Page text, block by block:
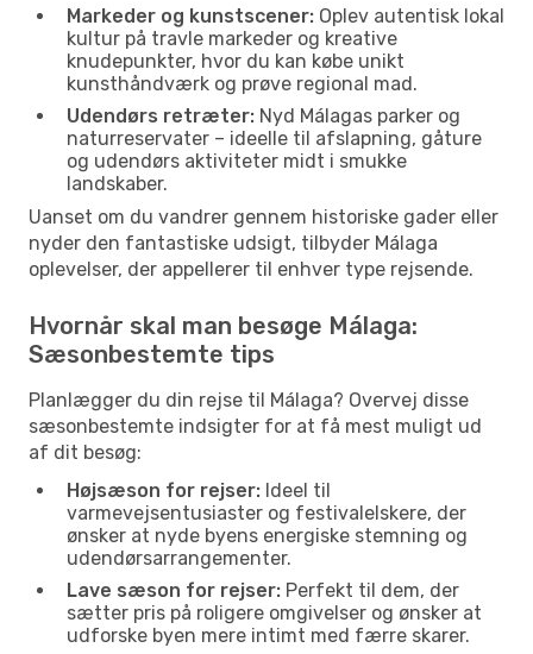
Markeder og kunstscener: Oplev autentisk lokal
kultur på travle markeder og kreative
knudepunkter, hvor du kan købe unikt
kunsthåndværk og prøve regional mad.
Udendørs retræter: Nyd Málagas parker og
naturreservater – ideelle til afslapning, gåture
og udendørs aktiviteter midt i smukke
landskaber.
Uanset om du vandrer gennem historiske gader eller
nyder den fantastiske udsigt, tilbyder Málaga
oplevelser, der appellerer til enhver type rejsende.
Hvornår skal man besøge Málaga:
Sæsonbestemte tips
Planlægger du din rejse til Málaga? Overvej disse
sæsonbestemte indsigter for at få mest muligt ud
af dit besøg:
Højsæson for rejser: Ideel til
varmevejsentusiaster og festivalelskere, der
ønsker at nyde byens energiske stemning og
udendørsarrangementer.
Lave sæson for rejser: Perfekt til dem, der
sætter pris på roligere omgivelser og ønsker at
udforske byen mere intimt med færre skarer.